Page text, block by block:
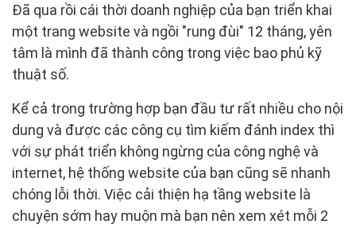
Đã qua rồi cái thời doanh nghiệp của bạn triển khai
một trang website và ngồi "rung đùi" 12 tháng, yên
tâm là mình đã thành công trong việc bao phủ kỹ
thuật số.
Kể cả trong trường hợp bạn đầu tư rất nhiều cho nội
dung và được các công cụ tìm kiếm đánh index thì
với sự phát triển không ngừng của công nghệ và
internet, hệ thống website của bạn cũng sẽ nhanh
chóng lỗi thời. Việc cải thiện hạ tầng website là
chuyện sớm hay muộn mà bạn nên xem xét mỗi 2